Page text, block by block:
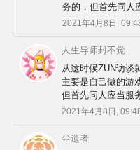
务的，但首先同人
2021年4月8日,
人生导师封不觉
从这时候ZUN访谈
主要是自己做的游
但首先同人应当服
2021年4月8日,
尘遗者